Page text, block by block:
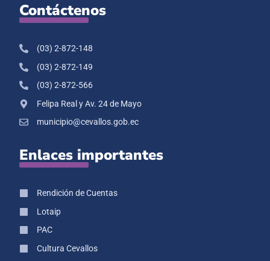
Contáctenos
(03) 2-872-148
(03) 2-872-149
(03) 2-872-566
Felipa Real y Av. 24 de Mayo
municipio@cevallos.gob.ec
Enlaces importantes
Rendición de Cuentas
Lotaip
PAC
Cultura Cevallos